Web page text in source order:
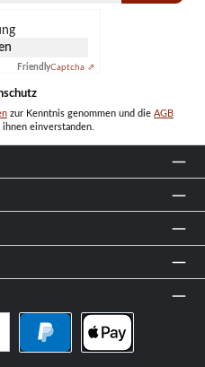
FriendlyCaptcha ⇗
zur Kenntnis genommen und die AGB
einverstanden.